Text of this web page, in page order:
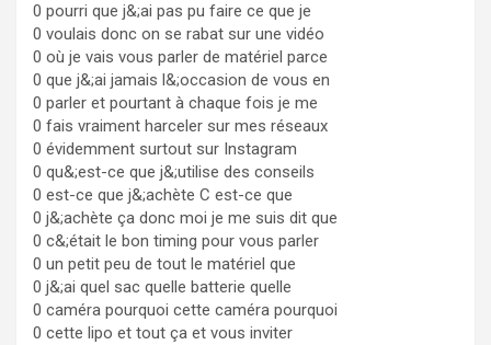
0 pourri que j&;ai pas pu faire ce que je
0 voulais donc on se rabat sur une vidéo
0 où je vais vous parler de matériel parce
0 que j&;ai jamais l&;occasion de vous en
0 parler et pourtant à chaque fois je me
0 fais vraiment harceler sur mes réseaux
0 évidemment surtout sur Instagram
0 qu&;est-ce que j&;utilise des conseils
0 est-ce que j&;achète C est-ce que
0 j&;achète ça donc moi je me suis dit que
0 c&;était le bon timing pour vous parler
0 un petit peu de tout le matériel que
0 j&;ai quel sac quelle batterie quelle
0 caméra pourquoi cette caméra pourquoi
0 cette lipo et tout ça et vous inviter